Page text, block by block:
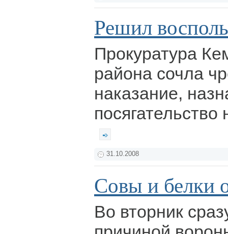
Решил
Прокуратура
района сочла
наказание,
31.10.2008
Совы и белки
Во вторник